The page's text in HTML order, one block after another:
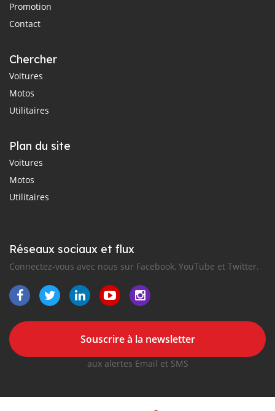
Promotion
Contact
Chercher
Voitures
Motos
Utilitaires
Plan du site
Voitures
Motos
Utilitaires
Réseaux sociaux et flux
Connectez-vous avec nous sur Facebook, YouTube et Twitter.
Souscrire à la newsletter
aux alertes Email et SMS